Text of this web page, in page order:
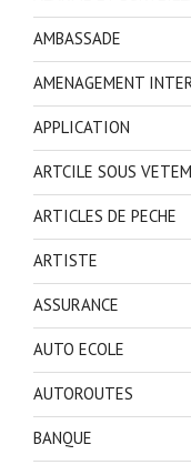
AMBASSADE
AMENAGEMENT
APPLICATION
ARTCILE SOUS
ARTICLES DE PECHE
ARTISTE
ASSURANCE
AUTO ECOLE
AUTOROUTES
BANQUE